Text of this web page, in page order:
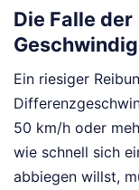
Die Falle der
Ein riesiger
50 km/h oder
wie schnell sich
abbiegen willst,